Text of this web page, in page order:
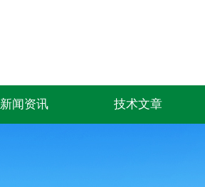
新闻资讯 技术文章